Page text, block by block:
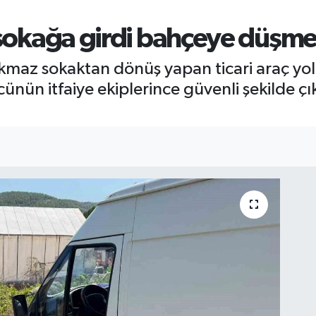
girdi bahçeye
sokaktan dönüş yapan ticari araç
itfaiye ekiplerince güvenli şekilde